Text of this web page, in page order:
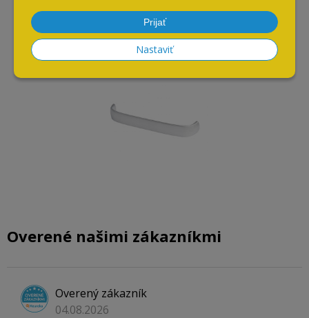
Prijať
Nastaviť
Úchytka ATM LINA / matný
chróm / rozteč 96 mm
Overené našimi zákazníkmi
Overený zákazník
04.08.2026